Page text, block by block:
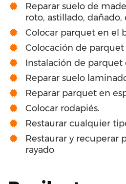
Reparar suelo de
roto, astillado, dañado,
Colocar parquet en el
Colocación de
Instalación de parquet
Reparar suelo
Reparar parquet en
Colocar rodapiés.
Restaurar cualquier
Restaurar y recuperar
rayado